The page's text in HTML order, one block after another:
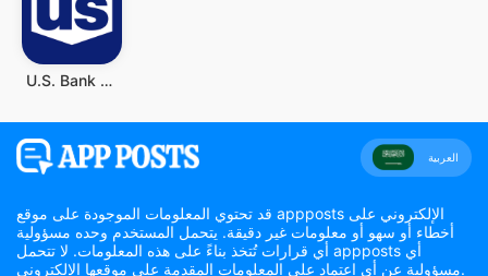
U.S. Bank Mobile Banking
العربية
قد تحتوي المعلومات الموجودة على موقع appposts الإلكتروني على
أخطاء أو سهو أو معلومات غير دقيقة. يتحمل المستخدم وحده مسؤولية
أي قرارات تُتخذ بناءً على هذه المعلومات. لا تتحمل appposts أي
مسؤولية عن أي اعتماد على المعلومات المقدمة على موقعها الإلكتروني.